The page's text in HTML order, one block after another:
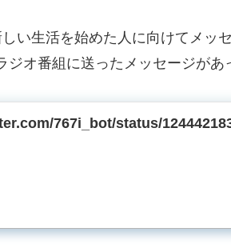
い生活を始めた人に向けてメッ
オ番組に送ったメッセージがあ
767i_bot/status/